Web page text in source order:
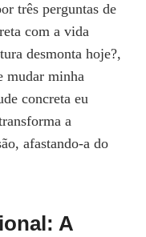
três perguntas de
com a vida
desmonta hoje?,
mudar minha
concreta eu
a
afastando‑a do
A